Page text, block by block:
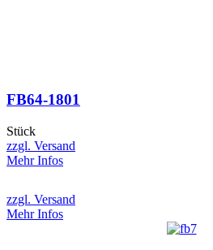
FB64-1801
Stück
zzgl. Versand
Mehr Infos
zzgl. Versand
Mehr Infos